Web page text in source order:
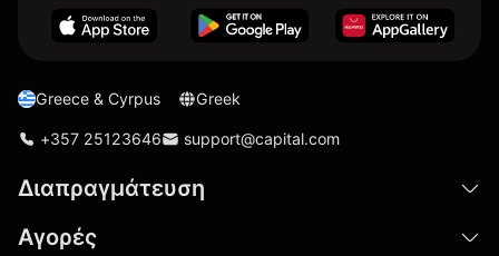
Greece & Cyrpus Greek
+357 25123646 support@capital.com
Διαπραγμάτευση
Αγορές